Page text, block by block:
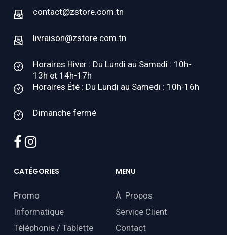
contact@zstore.com.tn
livraison@zstore.com.tn
Horaires Hiver : Du Lundi au Samedi : 10h-
13h et 14h-17h
Horaires Été : Du Lundi au Samedi : 10h-16h
Dimanche fermé
facebook
instagram
CATÉGORIES
Promo
Informatique
Téléphonie / Tablette
MENU
À Propos
Service Client
Contact